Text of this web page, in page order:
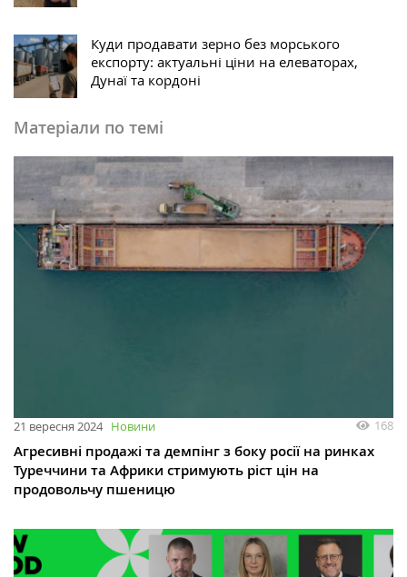
Куди продавати зерно без морського
експорту: актуальні ціни на елеваторах,
Дунаї та кордоні
Матеріали по темі
21 вересня 2024 Новини 168
Агресивні продажі та демпінг з боку росії на ринках
Туреччини та Африки стримують ріст цін на
продовольчу пшеницю